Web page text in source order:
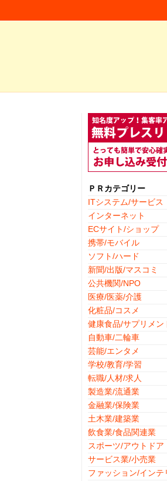
ＰＲカテゴリー
ITシステム/サービス
インターネット
ECサイト/ショップ
携帯/モバイル
ソフト/ハード
新聞/出版/マスコミ
公共機関/NPO
医療/医薬/介護
化粧品/コスメ
健康食品/サプリメン
自動車/二輪車
芸能/エンタメ
学校/教育/学習
転職/人材/求人
製造業/流通業
金融業/保険業
土木業/建築業
飲食業/食品関連業
スポーツ/アウトドア
サービス業/小売業
ファッション/インテ